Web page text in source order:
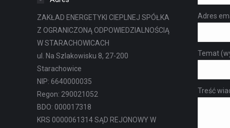
ZAKŁAD ENERGETYKI CIEPLNEJ SPÓŁKA
Z OGRANICZONĄ ODPOWIEDZIALNOŚCIĄ
W STARACHOWICACH
ul. Na Szlakowisku 8, 27-200
Starachowice
NIP: 6640000035
Regon: 290021052
BDO: 000017318
KRS 0000061314 SĄD REJONOWY W
Adres
Temat
Treść